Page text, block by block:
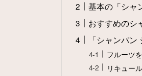
基本の「シャ
おすすめのシ
「シャンパ
フルーツ
リキュー